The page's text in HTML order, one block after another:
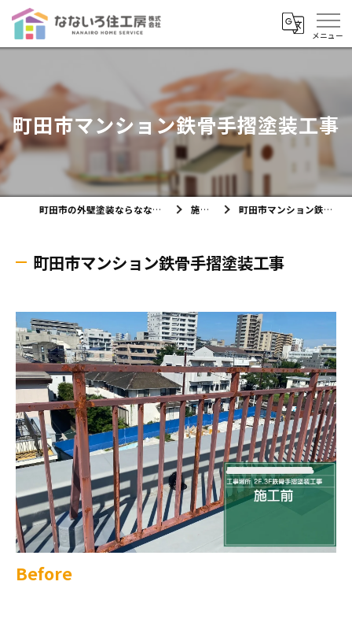
町田市マンション鉄骨手摺塗装工事
町田市の外壁塗装ならなないろ住工房株式会社 施工実績 町田市マンション鉄骨手摺塗装工事
町田市マンション鉄骨手摺塗装工事
Before